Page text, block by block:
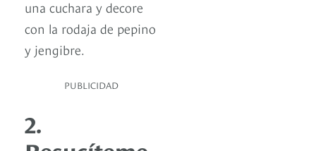
una cuchara y decore
con la rodaja de pepino
y jengibre.
PUBLICIDAD
2.